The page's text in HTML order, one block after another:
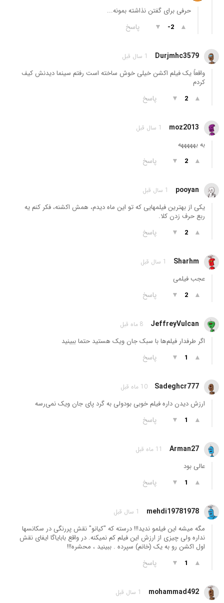
حرفی برای گفتن نذاشته بمونه...
▲
-2
▼ پاسخ
Durjmhc3579 1 سال قبل
واقعاً یک فیلم اکشن خیلی خوش ساخته است رفتم سینما دیدنش کیف
کردم
▲
2
▼ پاسخ
moz2013 1 سال قبل
به بهههههه
▲
2
▼ پاسخ
pooyan 1 سال قبل
یکی از بهترین فیلمهایی که تو این ماه دیدم، همش اکشنه، فکر کنم یه
ربع حرف زدن کلا.
▲
2
▼ پاسخ
Sharhm 1 سال قبل
عجب فیلمی
▲
2
▼ پاسخ
JeffreyVulcan 8 ماه قبل
اگر طرفدار فیلم‌ها با سبک جان ویک هستید حتما ببینید
▲
1
▼ پاسخ
Sadeghcr777 10 ماه قبل
ارزش دیدن داره فیلم خوبی بودولی به گرد پای جان ویک نمی‌رسه
▲
1
▼ پاسخ
Arman27 11 ماه قبل
عالی بود
▲
1
▼ پاسخ
mehdi19781978 1 سال قبل
مگه میشه این فیلمو ندید!!! درسته که "کیانو" نقش پررنگی در سکانسها
نداره ولی چیزی از ارزش این فیلم کم نمیکنه. در واقع بابایاگا ایفای نقش
اول اکشن رو به یک (خانم) سپرده . ببینید ، محشره!!!
▲
1
▼ پاسخ
mohammad492 1 سال قبل